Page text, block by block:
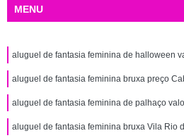
MENU
aluguel de fantasia feminina de halloween
aluguel de fantasia feminina bruxa preço
aluguel de fantasia feminina de palhaço
aluguel de fantasia feminina bruxa Vila Rio